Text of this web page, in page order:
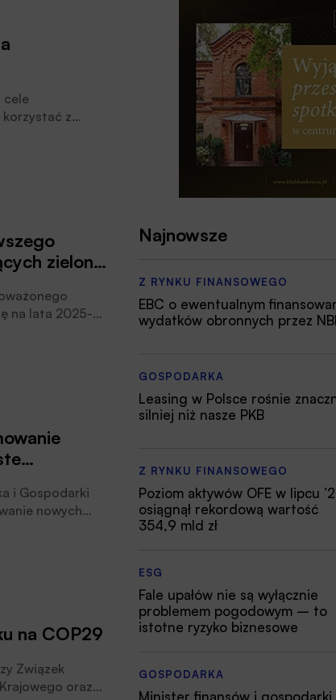
czytamy
cele
z
zielone
na lata 2025-
szerokiego
Bank.
i Gospodarki
nowych
na COP29
Związek
oraz
Najnowsze
Z RYNKU FINANSOWEGO
EBC o ewentualnym
wydatków obronnych przez
GOSPODARKA
Leasing w Polsce rośnie
silniej niż nasze PKB
Z RYNKU FINANSOWEGO
Poziom aktywów OFE w lipcu
osiągnął rekordową wartość
354,9 mld zł
ESG
Fale upałów nie są wyłącznie
problemem pogodowym – to
istotne ryzyko biznesowe
GOSPODARKA
Minister finansów i gospodarki